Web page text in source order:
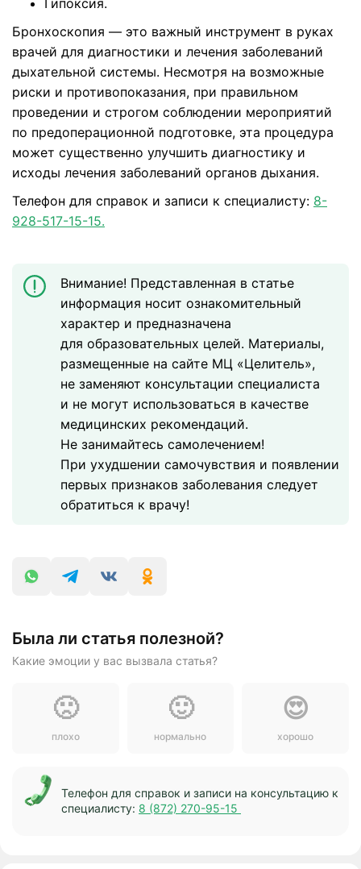
Гипоксия.
Бронхоскопия — это важный инструмент в руках
врачей для диагностики и лечения заболеваний
дыхательной системы. Несмотря на возможные
риски и противопоказания, при правильном
проведении и строгом соблюдении мероприятий
по предоперационной подготовке, эта процедура
может существенно улучшить диагностику и
исходы лечения заболеваний органов дыхания.
Телефон для справок и записи к специалисту: 8-
928-517-15-15.
Внимание! Представленная в статье
информация носит ознакомительный
характер и предназначена
для образовательных целей. Материалы,
размещенные на сайте МЦ «Целитель»,
не заменяют консультации специалиста
и не могут использоваться в качестве
медицинских рекомендаций.
Не занимайтесь самолечением!
При ухудшении самочувствия и появлении
первых признаков заболевания следует
обратиться к врачу!
Была ли статья полезной?
Какие эмоции у вас вызвала статья?
🙁
плохо
🙂
нормально
😍
хорошо
Телефон для справок и записи на консультацию к
специалисту: 8 (872) 270-95-15